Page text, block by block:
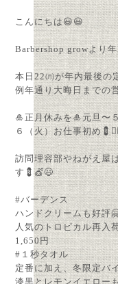
こんにちは😃😃
Barbershop growより
本日22㈪が年内最後の
例年通り大晦日までの
🎍正月休みを🎍元旦〜
６（火）お仕事初め
訪問理容部やねがえ屋
す💈💇😃
#バーデンス
ハンドクリームも好評
人気のトロピカル再入
1,650円
#１秒タオル
定番に加え、冬限定バ
漆黒とレモンイエロー